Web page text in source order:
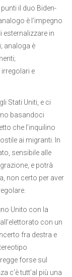
il duo Biden-
è l’impegno
esternalizzare in
analoga è
e
Stati Uniti, e ci
basandoci
che l’inquilino
ai migranti. In
sensibile alle
e potrà
non certo per aver
Unito con la
con un
fra destra e
forse sul
c’è tutt’al più una